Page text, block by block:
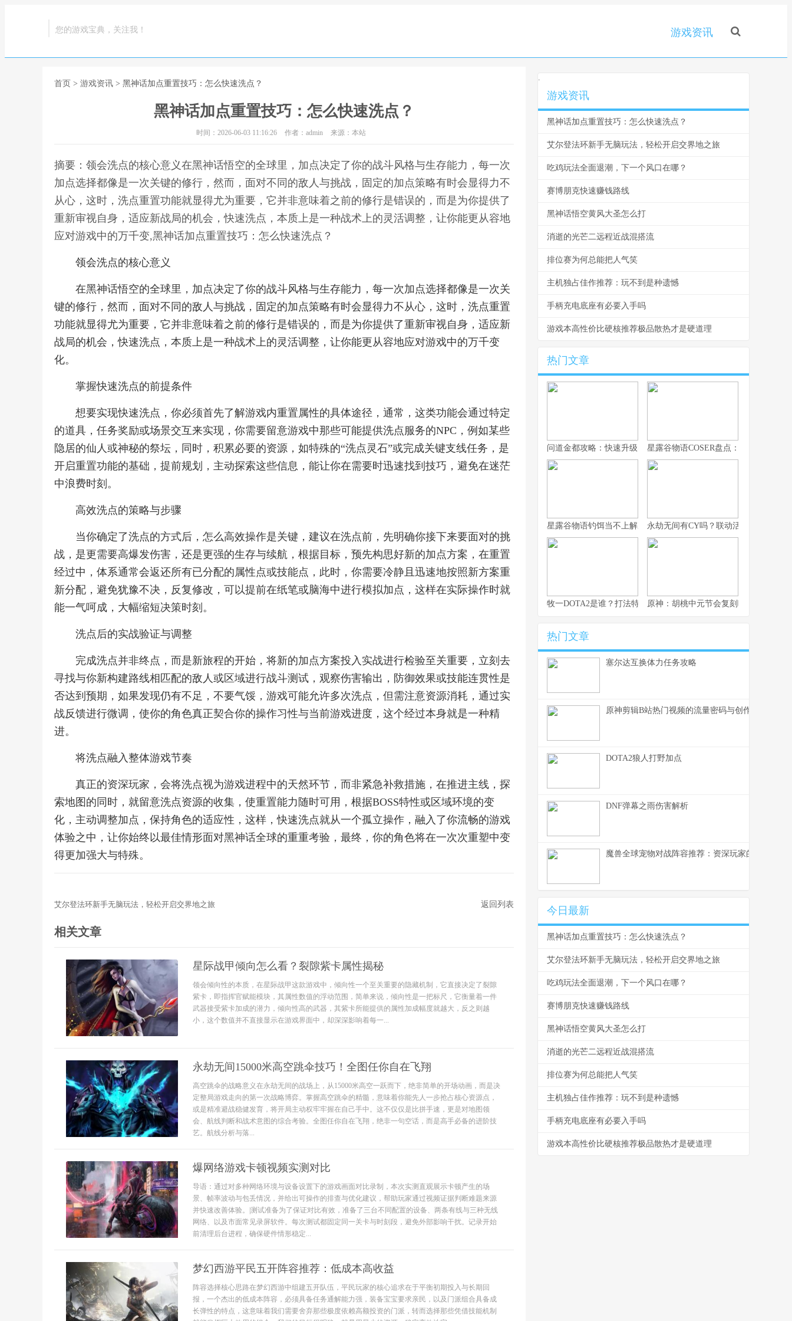
您的游戏宝典，关注我！ 游戏资讯
首页 > 游戏资讯 > 黑神话加点重置技巧：怎么快速洗点？
黑神话加点重置技巧：怎么快速洗点？
时间：2026-06-03 11:16:26 作者：admin 来源：本站
摘要：领会洗点的核心意义在黑神话悟空的全球里，加点决定了你的战斗风格与生存能力，每一次
加点选择都像是一次关键的修行，然而，面对不同的敌人与挑战，固定的加点策略有时会显得力不
从心，这时，洗点重置功能就显得尤为重要，它并非意味着之前的修行是错误的，而是为你提供了
重新审视自身，适应新战局的机会，快速洗点，本质上是一种战术上的灵活调整，让你能更从容地
应对游戏中的万千变,黑神话加点重置技巧：怎么快速洗点？
领会洗点的核心意义
在黑神话悟空的全球里，加点决定了你的战斗风格与生存能力，每一次加点选择都像是一次关
键的修行，然而，面对不同的敌人与挑战，固定的加点策略有时会显得力不从心，这时，洗点重置
功能就显得尤为重要，它并非意味着之前的修行是错误的，而是为你提供了重新审视自身，适应新
战局的机会，快速洗点，本质上是一种战术上的灵活调整，让你能更从容地应对游戏中的万千变
化。
掌握快速洗点的前提条件
想要实现快速洗点，你必须首先了解游戏内重置属性的具体途径，通常，这类功能会通过特定
的道具，任务奖励或场景交互来实现，你需要留意游戏中那些可能提供洗点服务的NPC，例如某些
隐居的仙人或神秘的祭坛，同时，积累必要的资源，如特殊的“洗点灵石”或完成关键支线任务，是
开启重置功能的基础，提前规划，主动探索这些信息，能让你在需要时迅速找到技巧，避免在迷茫
中浪费时刻。
高效洗点的策略与步骤
当你确定了洗点的方式后，怎么高效操作是关键，建议在洗点前，先明确你接下来要面对的挑
战，是更需要高爆发伤害，还是更强的生存与续航，根据目标，预先构思好新的加点方案，在重置
经过中，体系通常会返还所有已分配的属性点或技能点，此时，你需要冷静且迅速地按照新方案重
新分配，避免犹豫不决，反复修改，可以提前在纸笔或脑海中进行模拟加点，这样在实际操作时就
能一气呵成，大幅缩短决策时刻。
洗点后的实战验证与调整
完成洗点并非终点，而是新旅程的开始，将新的加点方案投入实战进行检验至关重要，立刻去
寻找与你新构建路线相匹配的敌人或区域进行战斗测试，观察伤害输出，防御效果或技能连贯性是
否达到预期，如果发现仍有不足，不要气馁，游戏可能允许多次洗点，但需注意资源消耗，通过实
战反馈进行微调，使你的角色真正契合你的操作习性与当前游戏进度，这个经过本身就是一种精
进。
将洗点融入整体游戏节奏
真正的资深玩家，会将洗点视为游戏进程中的天然环节，而非紧急补救措施，在推进主线，探
索地图的同时，就留意洗点资源的收集，使重置能力随时可用，根据BOSS特性或区域环境的变
化，主动调整加点，保持角色的适应性，这样，快速洗点就从一个孤立操作，融入了你流畅的游戏
体验之中，让你始终以最佳情形面对黑神话全球的重重考验，最终，你的角色将在一次次重塑中变
得更加强大与特殊。
艾尔登法环新手无脑玩法，轻松开启交界地之旅 返回列表
相关文章
星际战甲倾向怎么看？裂隙紫卡属性揭秘
领会倾向性的本质，在星际战甲这款游戏中，倾向性一个至关重要的隐藏机制，它直接决定了裂隙
紫卡，即指挥官赋能模块，其属性数值的浮动范围，简单来说，倾向性是一把标尺，它衡量着一件
武器接受紫卡加成的潜力，倾向性高的武器，其紫卡所能提供的属性加成幅度就越大，反之则越
小，这个数值并不直接显示在游戏界面中，却深深影响着每一...
永劫无间15000米高空跳伞技巧！全图任你自在飞翔
高空跳伞的战略意义在永劫无间的战场上，从15000米高空一跃而下，绝非简单的开场动画，而是决
定整局游戏走向的第一次战略博弈。掌握高空跳伞的精髓，意味着你能先人一步抢占核心资源点，
或是精准避战稳健发育，将开局主动权牢牢握在自己手中。这不仅仅是比拼手速，更是对地图领
会、航线判断和战术意图的综合考验。全图任你自在飞翔，绝非一句空话，而是高手必备的进阶技
艺。航线分析与落...
爆网络游戏卡顿视频实测对比
导语：通过对多种网络环境与设备设置下的游戏画面对比录制，本次实测直观展示卡顿产生的场
景、帧率波动与包丢情况，并给出可操作的排查与优化建议，帮助玩家通过视频证据判断难题来源
并快速改善体验。|测试准备为了保证对比有效，准备了三台不同配置的设备、两条有线与三种无线
网络、以及市面常见录屏软件。每次测试都固定同一关卡与时刻段，避免外部影响干扰。记录开始
前清理后台进程，确保硬件情形稳定...
梦幻西游平民五开阵容推荐：低成本高收益
阵容选择核心思路在梦幻西游中组建五开队伍，平民玩家的核心追求在于平衡初期投入与长期回
报，一个杰出的低成本阵容，必须具备任务通解能力强，装备宝宝要求亲民，以及门派组合具备成
长弹性的特点，这意味着我们需要舍弃那些极度依赖高额投资的门派，转而选择那些凭借技能机制
.
游戏资讯
黑神话加点重置技巧：怎么快速洗点？
艾尔登法环新手无脑玩法，轻松开启交界地之旅
吃鸡玩法全面退潮，下一个风口在哪？
赛博朋克快速赚钱路线
黑神话悟空黄风大圣怎么打
消逝的光芒二远程近战混搭流
排位赛为何总能把人气笑
主机独占佳作推荐：玩不到是种遗憾
手柄充电底座有必要入手吗
游戏本高性价比硬核推荐极品散热才是硬道理
热门文章
问道金都攻略：快速升级实用技巧星露谷物语COSER盘点：高还原作品合
星露谷物语钓饵当不上解决办法的深度思索永劫无间有CY吗？联动活动最新消息曝
牧一DOTA2是谁？打法特色与代表英雄原神：胡桃中元节会复刻吗？2026年卡
热门文章
塞尔达互换体力任务攻略
原神剪辑B站热门视频的流量密码与创作心法
DOTA2狼人打野加点
DNF弹幕之雨伤害解析
魔兽全球宠物对战阵容推荐：资深玩家的策略指南
今日最新
黑神话加点重置技巧：怎么快速洗点？
艾尔登法环新手无脑玩法，轻松开启交界地之旅
吃鸡玩法全面退潮，下一个风口在哪？
赛博朋克快速赚钱路线
黑神话悟空黄风大圣怎么打
消逝的光芒二远程近战混搭流
排位赛为何总能把人气笑
主机独占佳作推荐：玩不到是种遗憾
手柄充电底座有必要入手吗
游戏本高性价比硬核推荐极品散热才是硬道理